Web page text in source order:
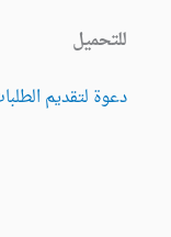
للتحميل
دعوة لتقديم